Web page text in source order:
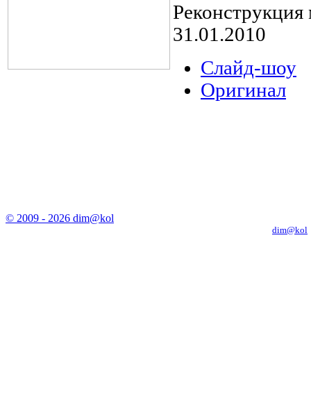
31.01.2010
Слайд-шоу
Оригинал
© 2009 - 2026 dim@kol
dim@kol